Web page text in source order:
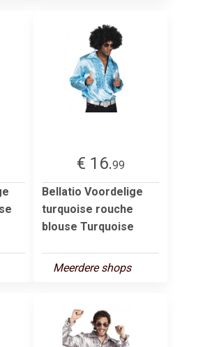
€ 16.99
Bellatio Voordelige
turquoise rouche
blouse Turquoise
Meerdere shops